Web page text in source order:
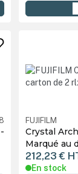
FUJIFILM
Crystal
Marqué au
212,23 €
En stock